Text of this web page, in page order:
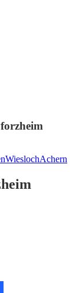
WieslochAchern